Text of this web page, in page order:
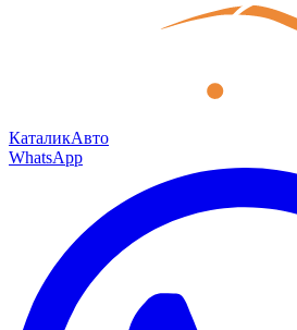
КаталикАвто
WhatsApp